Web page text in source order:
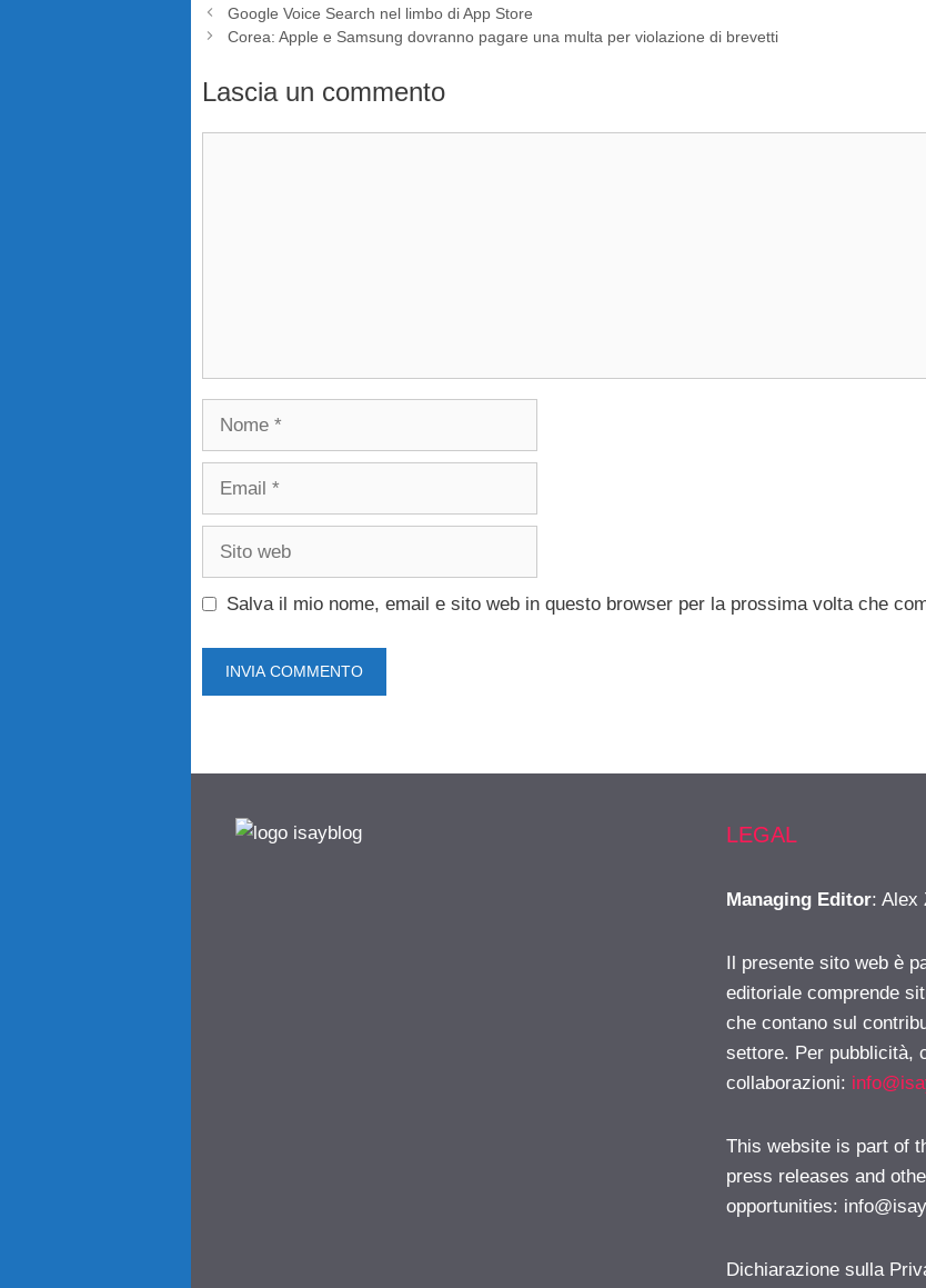
Google Voice Search nel limbo di App Store
Corea: Apple e Samsung dovranno pagare una multa per violazione di brevetti
Lascia un commento
Nome
Email
Sito
Salva il mio nome, email e sito web in questo browser per la prossima volta che
LEGAL
Managing Editor: Alex
Il presente sito web è
editoriale comprende
che contano sul
settore. Per pubblicità,
collaborazioni:
This website is part of
press releases and
opportunities:
Dichiarazione sulla